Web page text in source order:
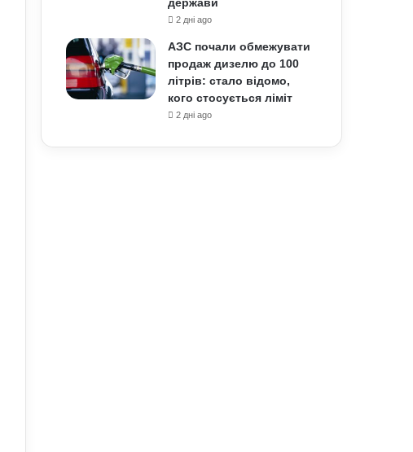
2 дні ago
АЗС почали обмежувати
продаж дизелю до 100
літрів: стало відомо,
кого стосується ліміт
2 дні ago